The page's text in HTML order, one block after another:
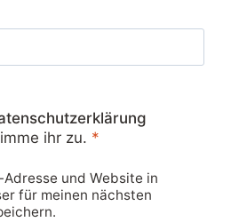
ihr zu. *
und Website in
für meinen nächsten